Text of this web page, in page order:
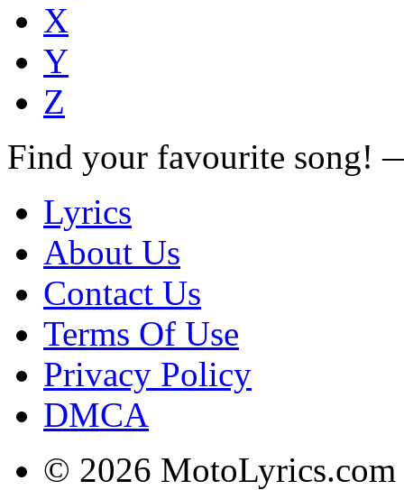
X
Y
Z
Find your favourite song!
Lyrics
About Us
Contact Us
Terms Of Use
Privacy Policy
DMCA
© 2026 MotoLyrics.com